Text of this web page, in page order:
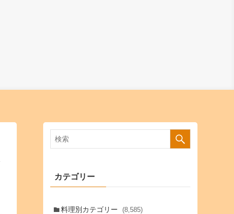
カテゴリー
料理別カテゴリー (8,585)